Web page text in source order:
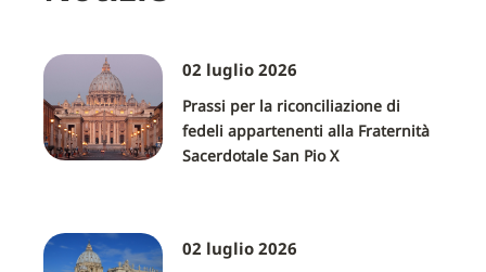
02 luglio 2026
Prassi per la riconciliazione di
fedeli appartenenti alla Fraternità
Sacerdotale San Pio X
02 luglio 2026